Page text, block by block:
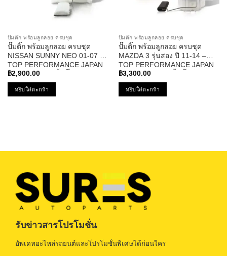
ปั๊มติ๊ก พร้อมลูกลอย ครบชุด
ปั๊มติ๊ก พร้อมลูกลอย ครบชุด
NISSAN SUNNY NEO 01-07 –
TOP PERFORMANCE JAPAN
– TPFN-965 – ปั้มติ๊ก นิสสัน
ซันนี่ นีโอ
฿2,900.00
หยิบใส่ตะกร้า
ปั๊มติ๊ก พร้อมลูกลอย ครบชุด
ปั๊มติ๊ก พร้อมลูกลอย ครบชุด
MAZDA 3 รุ่นสอง ปี 11-14 –
TOP PERFORMANCE JAPAN
– TPFMZ-913 – ปั้มติ๊ก มาสด้า
สาม
฿3,300.00
หยิบใส่ตะกร้า
รับข่าวสารโปรโมชั่น
อัพเดทอะไหล่รถยนต์และโปรโมชั่นพิเศษได้ก่อนใคร